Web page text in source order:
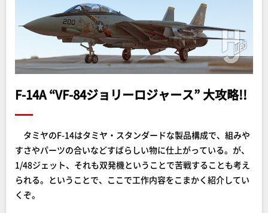
F-14A “VF-84ジョリーロジャース” 大攻略!!
タミヤのF-14はタミヤ・スタンダードな製品構成で、組みや
すさやパーツの合いなどすばらしい物に仕上がっている。が、
1/48ジェット、それも双発機ということで苦戦することも考え
られる。ということで、ここで工作内容をこまかく紹介してい
くぞ。